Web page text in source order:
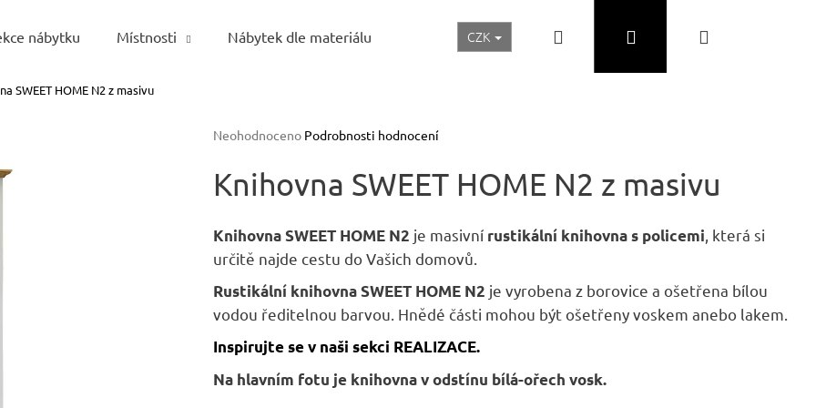
nábytku Místnosti Nábytek dle materiálu Realizace a inspirace Akční ceny Nábytek Skladem
CZK Přihlášení
SWEET HOME N2 z masivu
Průměrné
produktu
je
z
hvězdiček.
Neohodnoceno Podrobnosti hodnocení
Knihovna SWEET HOME N2 z masivu
Knihovna SWEET HOME N2 je masivní rustikální knihovna s policemi , která si
určitě najde cestu do Vašich domovů.
Rustikální knihovna SWEET HOME N2 je vyrobena z borovice a ošetřena bílou
vodou ředitelnou barvou. Hnědé části mohou být ošetřeny voskem anebo lakem.
Inspirujte se v naši sekci REALIZACE.
Na hlavním fotu je knihovna v odstínu bílá-ořech vosk.
Co potřebujete najít?
HLEDAT